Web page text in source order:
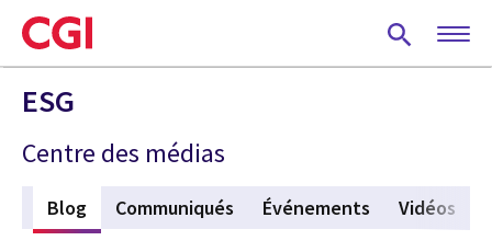
Skip
to
main
content
ESG
Centre des médias
Blog (active tab)
Communiqués Événements Vidéos